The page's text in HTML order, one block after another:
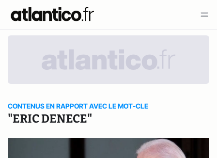
CONTENUS EN RAPPORT AVEC LE MOT-CLE
"ERIC DENECE"